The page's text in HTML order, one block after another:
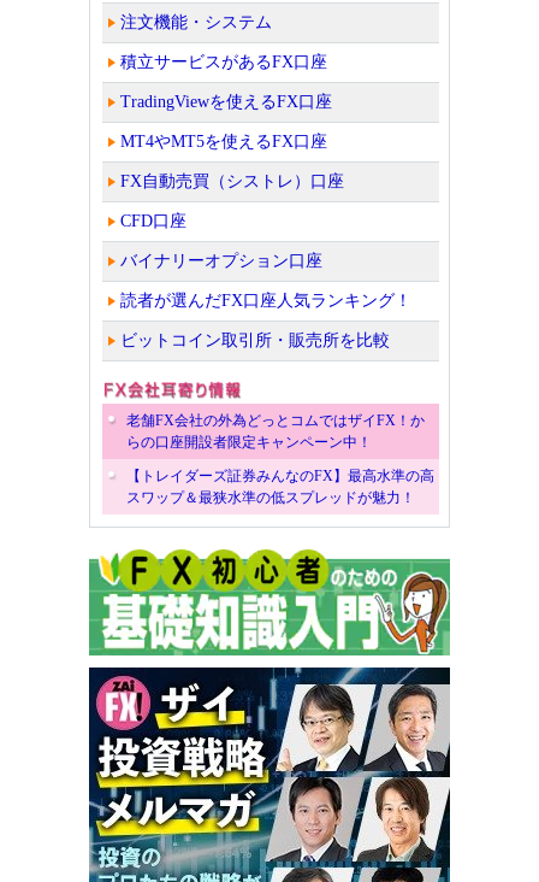
注文機能・システム
積立サービスがあるFX口座
TradingViewを使えるFX口座
MT4やMT5を使えるFX口座
FX自動売買（シストレ）口座
CFD口座
バイナリーオプション口座
読者が選んだFX口座人気ランキング！
ビットコイン取引所・販売所を比較
老舗FX会社の外為どっとコムではザイFX！か
らの口座開設者限定キャンペーン中！
【トレイダーズ証券みんなのFX】最高水準の高
スワップ＆最狭水準の低スプレッドが魅力！